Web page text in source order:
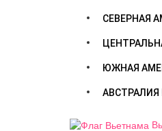
СЕВЕРНАЯ
ЮЖНАЯ
АВСТРАЛИЯ